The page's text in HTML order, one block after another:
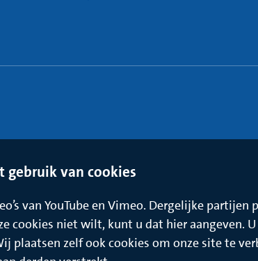
gebruik van cookies
van YouTube en Vimeo. Dergelijke partijen
cookies niet wilt, kunt u dat hier aangeven. U
plaatsen zelf ook cookies om onze site te